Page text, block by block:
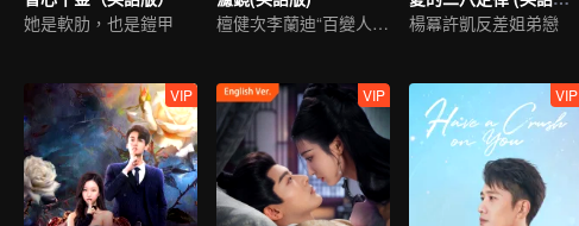
她是軟肋，也是鎧甲
檀健次李蘭迪“百變人生”
楊冪許凱反差姐弟戀
VIP VIP VIP